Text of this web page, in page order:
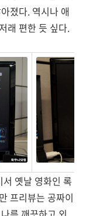
졌다. 역시나 애
래 편한 듯 싶다.
옛날 영화인 록
프리뷰는 공짜이